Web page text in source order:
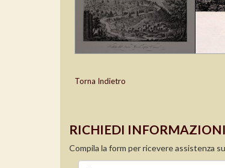
Torna Indietro
RICHIEDI INFORMAZIONI
Compila la form per ricevere assistenza